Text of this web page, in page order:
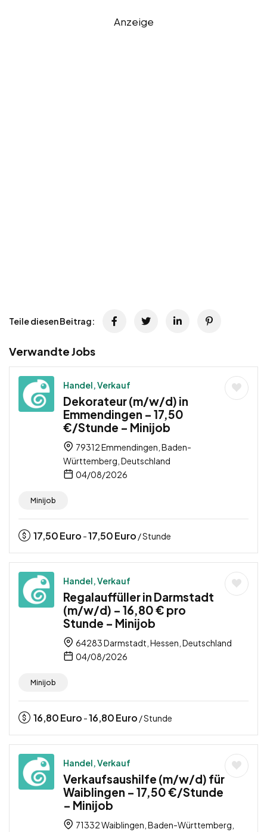
Anzeige
Teile diesen Beitrag:
Verwandte Jobs
Handel, Verkauf
Dekorateur (m/w/d) in
Emmendingen – 17,50
€/Stunde – Minijob
79312 Emmendingen, Baden-
Württemberg, Deutschland
04/08/2026
Minijob
17,50Euro -17,50Euro / Stunde
Handel, Verkauf
Regalauffüller in Darmstadt
(m/w/d) – 16,80 € pro
Stunde – Minijob
64283 Darmstadt, Hessen, Deutschland
04/08/2026
Minijob
16,80Euro -16,80Euro / Stunde
Handel, Verkauf
Verkaufsaushilfe (m/w/d) für
Waiblingen – 17,50 €/Stunde
– Minijob
71332 Waiblingen, Baden-Württemberg,